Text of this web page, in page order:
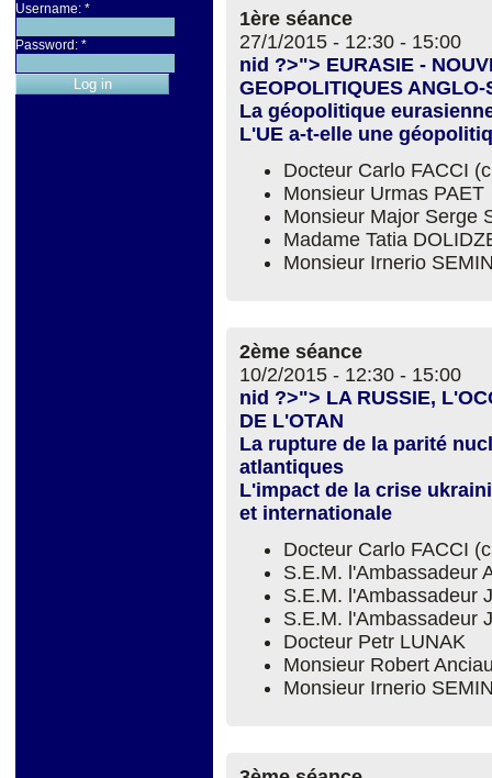
Username: *
Password: *
1ère séance
27/1/2015 - 12:30 - 15:00
nid ?>"> EURASIE -
GEOPOLITIQUES ANGLO-
La géopolitique
L'UE a-t-elle une
Docteur Carlo FACCI
Monsieur Urmas PAET
Monsieur Major Serge
Madame Tatia
Monsieur Irnerio
2ème séance
10/2/2015 - 12:30 - 15:00
nid ?>"> LA RUSSIE,
DE L'OTAN
La rupture de la parité
atlantiques
L'impact de la crise
et internationale
Docteur Carlo FACCI
S.E.M. l'Ambassadeur
S.E.M. l'Ambassadeur
S.E.M. l'Ambassadeur
Docteur Petr LUNAK
Monsieur Robert
Monsieur Irnerio